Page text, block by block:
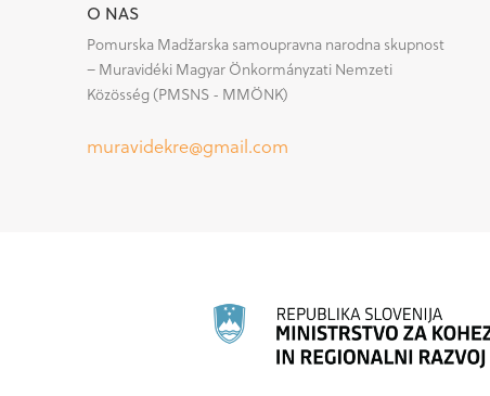
O NAS
Pomurska Madžarska samoupravna narodna skupnost
– Muravidéki Magyar Önkormányzati Nemzeti
Közösség (PMSNS - MMÖNK)
muravidekre@gmail.com